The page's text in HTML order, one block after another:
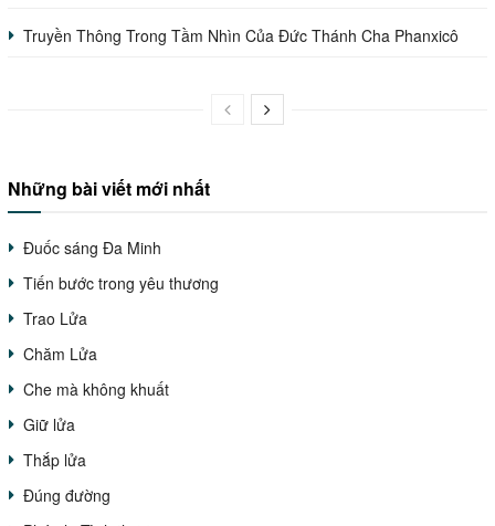
Truyền Thông Trong Tầm Nhìn Của Đức Thánh Cha Phanxicô
Những bài viết mới nhất
Đuốc sáng Đa Minh
Tiến bước trong yêu thương
Trao Lửa
Chăm Lửa
Che mà không khuất
Giữ lửa
Thắp lửa
Đúng đường